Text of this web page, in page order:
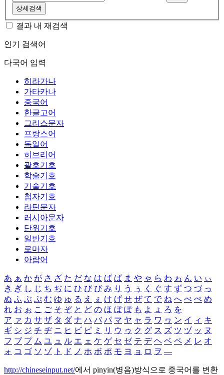
상세검색
결과 내 재검색
인기 검색어
다국어 입력
히라가나
가타카나
중국어
한글고어
그리스문자
프랑스어
독일어
히브리어
괄호기호
학술기호
기술기호
첨자기호
라틴문자
러시아문자
단위기호
일반기호
로마자
아랍어
あ ぁ か が さ ざ た だ な は ば ぱ ま や ゃ ら わ ゎ ん い ぃ
き ぎ し じ ち ぢ に ひ び ぴ み り う ぅ く ぐ す ず つ づ っ
ぬ ふ ぶ ぷ む ゆ ゅ る え ぇ け げ せ ぜ て で ね へ べ ぺ め
れ お ぉ こ ご そ ぞ と ど の ほ ぼ ぽ も よ ょ ろ を
ア ァ カ サ ザ タ ダ ナ ハ バ パ マ ヤ ャ ラ ワ ヮ ン イ ィ キ
ギ シ ジ チ ヂ ニ ヒ ビ ピ ミ リ ウ ゥ ク グ ス ズ ツ ヅ ッ ヌ
フ ブ プ ム ユ ュ ル エ ェ ケ ゲ セ ゼ テ デ ヘ ベ ペ メ レ オ
ォ コ ゴ ソ ゾ ト ド ノ ホ ボ ポ モ ヨ ョ ロ ヲ ―
http://chineseinput.net/에서 pinyin(병음)방식으로 중국어를 변환